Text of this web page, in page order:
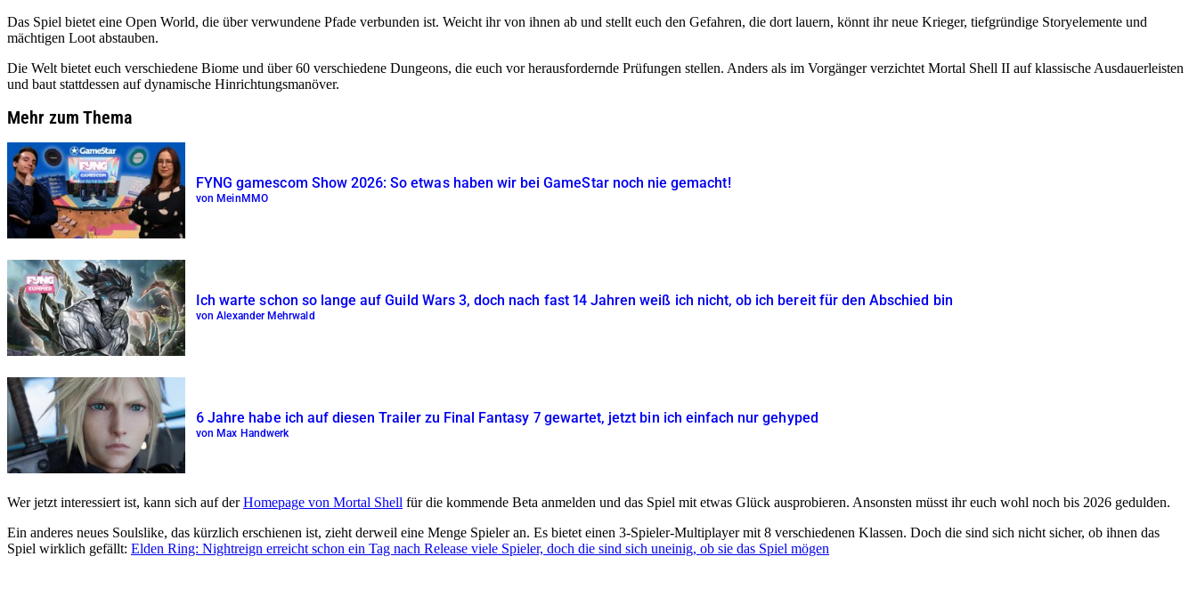
Das Spiel bietet eine Open World, die über verwundene Pfade verbunden ist. Weicht ihr von ihnen ab und stellt euch den Gefahren, die dort lauern, könnt ihr neue Krieger, tiefgründige Storyelemente und
mächtigen Loot abstauben.
Die Welt bietet euch verschiedene Biome und über 60 verschiedene Dungeons, die euch vor herausfordernde Prüfungen stellen. Anders als im Vorgänger verzichtet Mortal Shell II auf klassische Ausdauerleisten
und baut stattdessen auf dynamische Hinrichtungsmanöver.
Mehr zum Thema
FYNG gamescom Show 2026: So etwas haben wir bei GameStar noch nie gemacht!
von MeinMMO
Ich warte schon so lange auf Guild Wars 3, doch nach fast 14 Jahren weiß ich nicht, ob ich bereit für den Abschied bin
von Alexander Mehrwald
6 Jahre habe ich auf diesen Trailer zu Final Fantasy 7 gewartet, jetzt bin ich einfach nur gehyped
von Max Handwerk
Wer jetzt interessiert ist, kann sich auf derHomepage von Mortal Shell für die kommende Beta anmelden und das Spiel mit etwas Glück ausprobieren. Ansonsten müsst ihr euch wohl noch bis 2026 gedulden.
Ein anderes neues Soulslike, das kürzlich erschienen ist, zieht derweil eine Menge Spieler an. Es bietet einen 3-Spieler-Multiplayer mit 8 verschiedenen Klassen. Doch die sind sich nicht sicher, ob ihnen das
Spiel wirklich gefällt: Elden Ring: Nightreign erreicht schon ein Tag nach Release viele Spieler, doch die sind sich uneinig, ob sie das Spiel mögen